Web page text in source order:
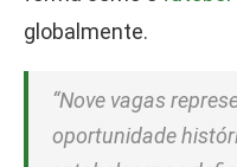
globalmente.
“Nove vagas
oportunidade